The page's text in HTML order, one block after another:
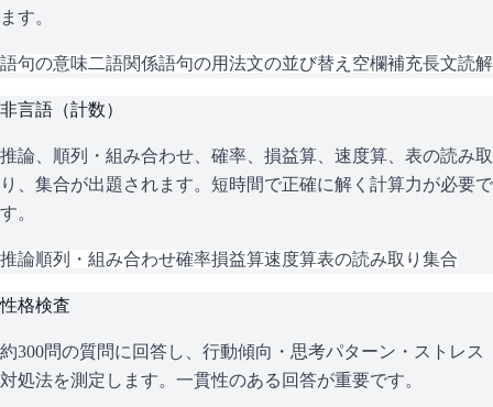
ます。
語句の意味二語関係語句の用法文の並び替え 空欄補充長文読解
非言語（計数）
推論、順列・組み合わせ、確率、損益算、速度算、表の読み取
り、集合が出題されます。短時間で正確に解く計算力が必要で
す。
推論順列・組み合わせ確率損益算速度算表の読み取り 集合
性格検査
約300問の質問に回答し、行動傾向・思考パターン・ストレス
対処法を測定します。一貫性のある回答が重要です。